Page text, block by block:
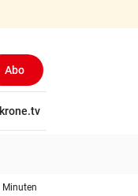
Abo
krone.tv
Minuten